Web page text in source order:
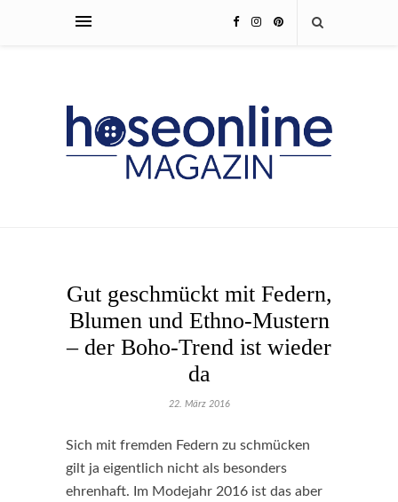
Gut geschmückt mit Federn,
Blumen und Ethno-Mustern
– der Boho-Trend ist wieder
da
22. März 2016
Sich mit fremden Federn zu schmücken
gilt ja eigentlich nicht als besonders
ehrenhaft. Im Modejahr 2016 ist das aber